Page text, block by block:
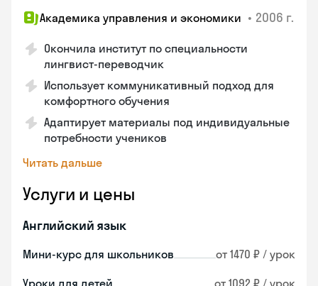
Академика управления и экономики • 2006 г.
Окончила институт по специальности
лингвист-переводчик
Использует коммуникативный подход для
комфортного обучения
Адаптирует материалы под индивидуальные
потребности учеников
Читать дальше
Услуги и цены
Английский язык
Мини-курс для школьников от 1470 ₽ / урок
Уроки для детей от 1092 ₽ / урок